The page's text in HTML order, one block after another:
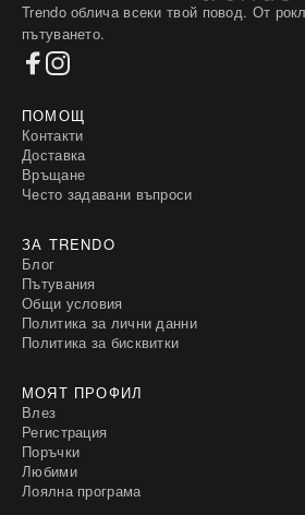
Trendo облича всеки твой повод. От
пътуването.
ПОМОЩ
Контакти
Доставка
Връщане
Често задавани въпроси
ЗА TRENDO
Блог
Пътувания
Общи условия
Политика за лични данни
Политика за бисквитки
МОЯТ ПРОФИЛ
Влез
Регистрация
Поръчки
Любими
Лоялна програма